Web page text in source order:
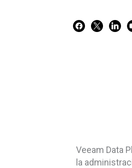
Veeam Data
la